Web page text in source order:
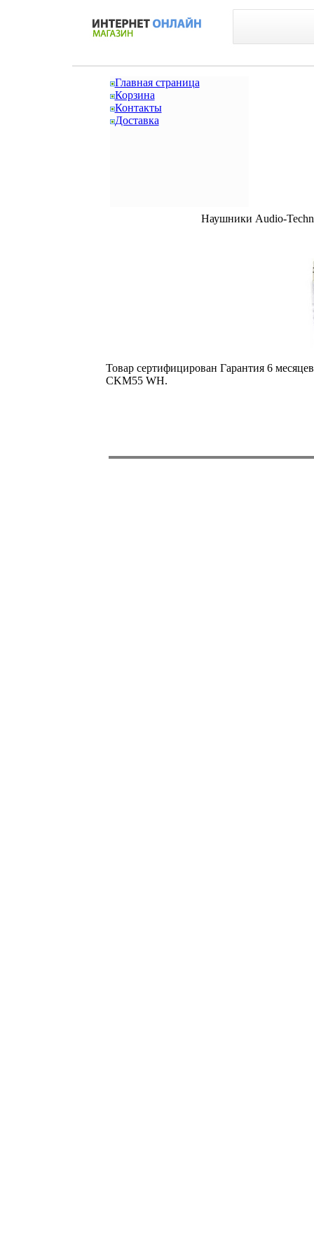
Главная страница
Корзина
Контакты
Доставка
Наушники Audio-
Товар сертифицирован Гарантия 6
CKM55 WH.